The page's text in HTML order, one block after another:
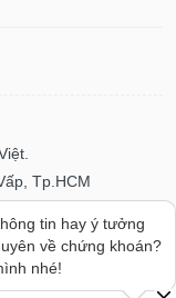
Tp.HCM
3848 7237
04/11/2016
11/2017
tin hay ý tưởng
về chứng khoán?
nhé!